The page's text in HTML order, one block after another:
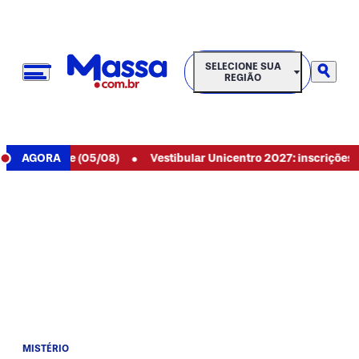
SELECIONE SUA REGIÃO
SELECIONE SUA
REGIÃO
AGORA
de hoje (05/08) • Vestibular Unicentro 2027: inscrições
MISTÉRIO